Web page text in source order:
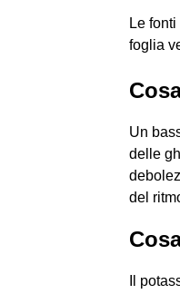
Le
foglia
Un
delle
del
Il